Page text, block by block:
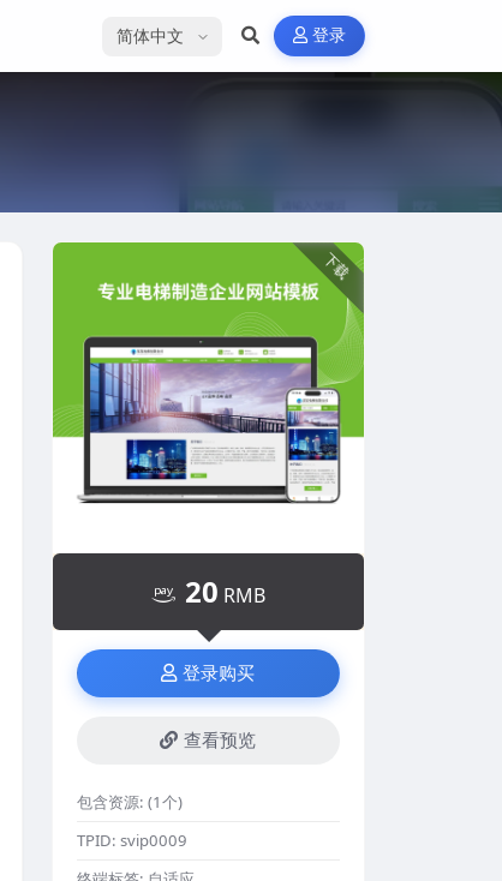
选择语言 登录
下载
20 RMB
登录购买
查看预览
包含资源: (1个)
TPID: svip0009